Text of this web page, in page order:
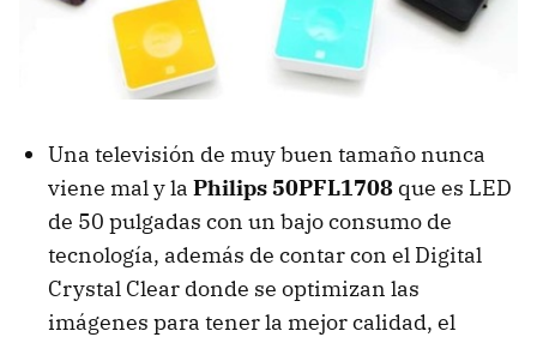
Una televisión de muy buen tamaño nunca
viene mal y la Philips 50PFL1708 que es LED
de 50 pulgadas con un bajo consumo de
tecnología, además de contar con el Digital
Crystal Clear donde se optimizan las
imágenes para tener la mejor calidad, el